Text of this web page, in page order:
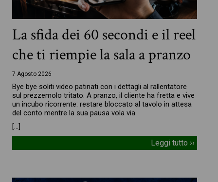
La sfida dei 60 secondi e il reel
che ti riempie la sala a pranzo
7 Agosto 2026
Bye bye soliti video patinati con i dettagli al rallentatore
sul prezzemolo tritato. A pranzo, il cliente ha fretta e vive
un incubo ricorrente: restare bloccato al tavolo in attesa
del conto mentre la sua pausa vola via.
[…]
Leggi tutto ››